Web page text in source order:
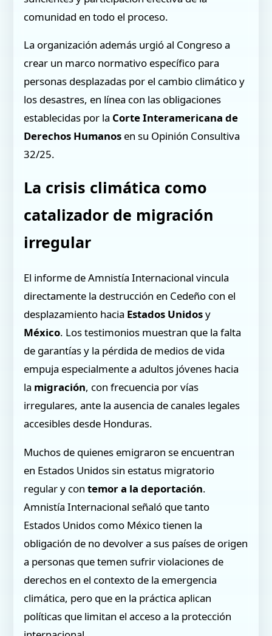
comunidad en todo el proceso.
La organización además urgió al Congreso a
crear un marco normativo específico para
personas desplazadas por el cambio climático y
los desastres, en línea con las obligaciones
establecidas por la Corte Interamericana de
Derechos Humanos en su Opinión Consultiva
32/25.
La crisis climática como
catalizador de migración
irregular
El informe de Amnistía Internacional vincula
directamente la destrucción en Cedeño con el
desplazamiento hacia Estados Unidosy
México. Los testimonios muestran que la falta
de garantías y la pérdida de medios de vida
empuja especialmente a adultos jóvenes hacia
la migración, con frecuencia por vías
irregulares, ante la ausencia de canales legales
accesibles desde Honduras.
Muchos de quienes emigraron se encuentran
en Estados Unidos sin estatus migratorio
regular y contemor a la deportación.
Amnistía Internacional señaló que tanto
Estados Unidos como México tienen la
obligación de no devolver a sus países de origen
a personas que temen sufrir violaciones de
derechos en el contexto de la emergencia
climática, pero que en la práctica aplican
políticas que limitan el acceso a la protección